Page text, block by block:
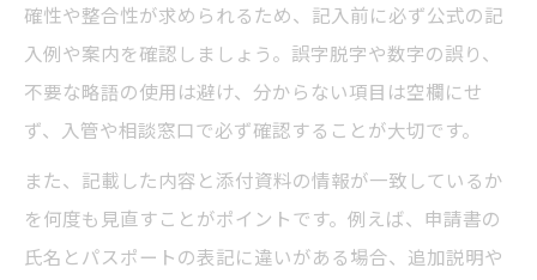
確性や整合性が求められるため、記入前に必ず公式の記
入例や案内を確認しましょう。誤字脱字や数字の誤り、
不要な略語の使用は避け、分からない項目は空欄にせ
ず、入管や相談窓口で必ず確認することが大切です。
また、記載した内容と添付資料の情報が一致しているか
を何度も見直すことがポイントです。例えば、申請書の
氏名とパスポートの表記に違いがある場合、追加説明や